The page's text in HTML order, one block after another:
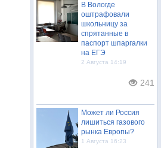
В Вологде
оштрафовали
школьницу за
спрятанные в
паспорт шпаргалки
на ЕГЭ
2 Августа 14:19
241
Может ли Россия
лишиться газового
рынка Европы?
1 Августа 16:23